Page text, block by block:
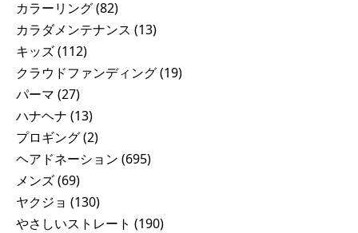
カラーリング(82)
カラダメンテナンス (13)
キッズ(112)
クラウドファンディング(19)
パーマ (27)
ハナヘナ (13)
プロギング(2)
ヘアドネーション (695)
メンズ(69)
ヤクジョ (130)
やさしいストレート (190)